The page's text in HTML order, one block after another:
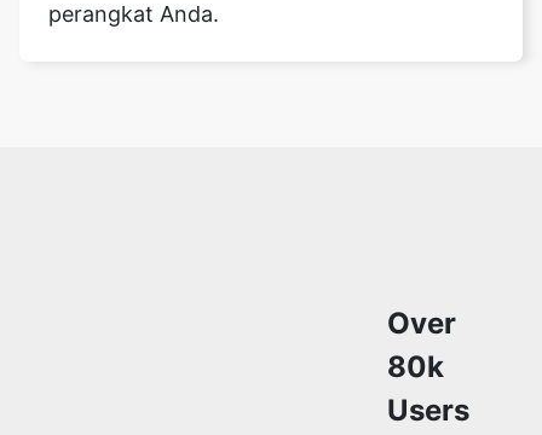
perangkat Anda.
Over
80k
Users